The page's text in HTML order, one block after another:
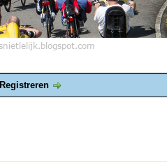
Registreren